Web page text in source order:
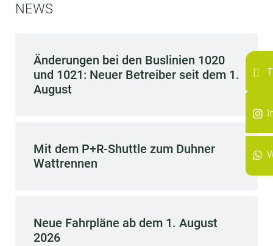
NEWS
Änderungen bei den Buslinien 1020
und 1021: Neuer Betreiber seit dem 1.
August
Mit dem P+R-Shuttle zum Duhner
Wattrennen
Neue Fahrpläne ab dem 1. August
2026